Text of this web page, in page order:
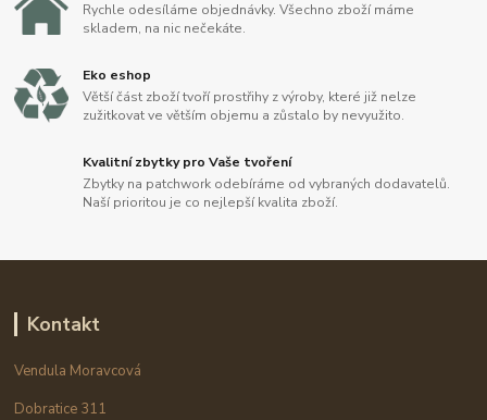
Rychle odesíláme objednávky. Všechno zboží máme
skladem, na nic nečekáte.
Eko eshop
Větší část zboží tvoří prostřihy z výroby, které již nelze
zužitkovat ve větším objemu a zůstalo by nevyužito.
Kvalitní zbytky pro Vaše tvoření
Zbytky na patchwork odebíráme od vybraných dodavatelů.
Naší prioritou je co nejlepší kvalita zboží.
Kontakt
Vendula Moravcová
Dobratice 311